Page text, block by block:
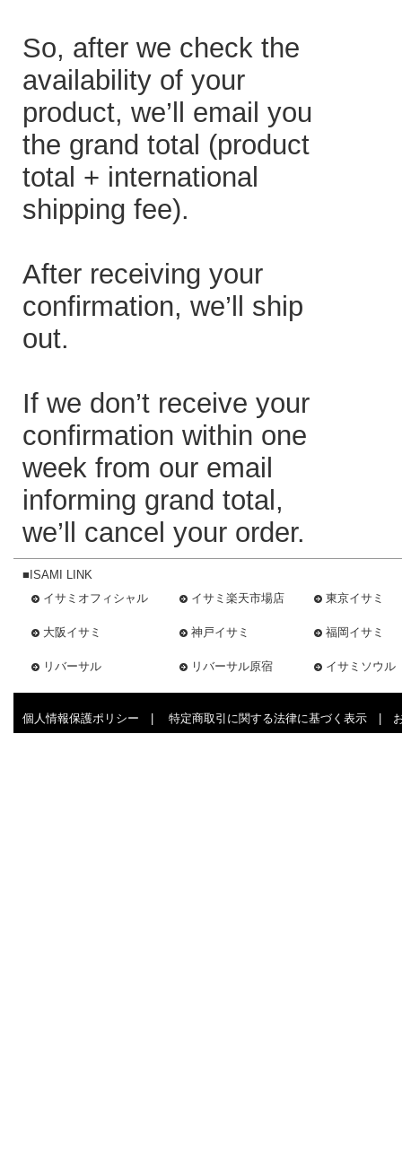
So, after we check the
availability of your
product, we’ll email you
the grand total (product
total + international
shipping fee).
After receiving your
confirmation, we’ll ship
out.
If we don’t receive your
confirmation within one
week from our email
informing grand total,
we’ll cancel your order.
■ISAMI LINK
イサミオフィシャル
イサミ楽天市場店 東京イサミ
大阪イサミ 神戸イサミ 福岡イサミ
リバーサル リバーサル原宿 イサミソウル
個人情報保護ポリシー 特定商取引に関する法律に基づく表示